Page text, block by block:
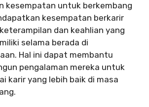
kesempatan untuk berkembang
kesempatan berkarir
dan keahlian yang
selama berada di
Hal ini dapat membantu
pengalaman mereka untuk
karir yang lebih baik di masa